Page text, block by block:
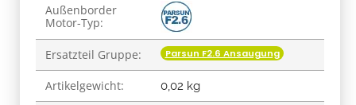
Produkteigenschaft
Wert
Außenborder
Motor-Typ:
Ersatzteil Gruppe: Parsun F2.6 Ansaugung
Artikelgewicht: 0,02 kg